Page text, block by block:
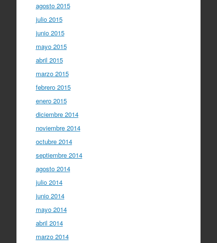
agosto 2015
julio 2015
junio 2015
mayo 2015
abril 2015
marzo 2015
febrero 2015
enero 2015
diciembre 2014
noviembre 2014
octubre 2014
septiembre 2014
agosto 2014
julio 2014
junio 2014
mayo 2014
abril 2014
marzo 2014